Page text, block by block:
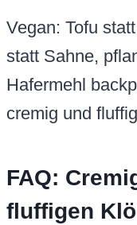
Vegan: Tofu
statt Sahne,
Hafermehl
cremig und
FAQ:
fluffigen